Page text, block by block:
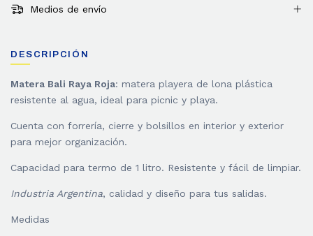
Medios de envío
DESCRIPCIÓN
Matera Bali Raya Roja: matera playera de lona plástica
resistente al agua, ideal para picnic y playa.
Cuenta con forrería, cierre y bolsillos en interior y exterior
para mejor organización.
Capacidad para termo de 1 litro. Resistente y fácil de limpiar.
Industria Argentina, calidad y diseño para tus salidas.
Medidas